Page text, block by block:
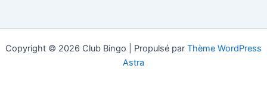
Copyright © 2026 Club Bingo | Propulsé par Thème WordPress
Astra